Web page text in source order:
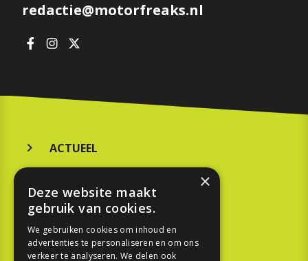
redactie@motorfreaks.nl
ACTUEEL
KOOPGIDS
TESTEN
×
Deze website maakt
gebruik van cookies.
We gebruiken cookies om inhoud en
advertenties te personaliseren en om ons
verkeer te analyseren. We delen ook